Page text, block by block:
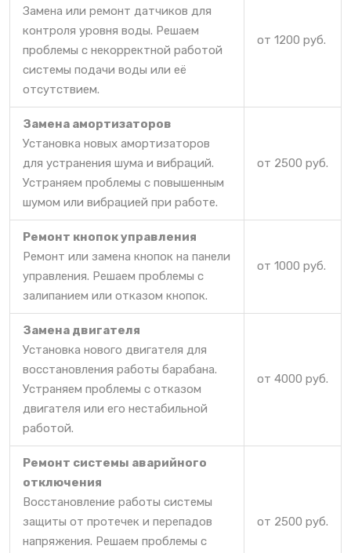
Замена или ремонт датчиков для
контроля уровня воды. Решаем
проблемы с некорректной работой
системы подачи воды или её
отсутствием.
от 1200 руб.
Замена амортизаторов
Установка новых амортизаторов
для устранения шума и вибраций.
Устраняем проблемы с повышенным
шумом или вибрацией при работе.
от 2500 руб.
Ремонт кнопок управления
Ремонт или замена кнопок на панели
управления. Решаем проблемы с
залипанием или отказом кнопок.
от 1000 руб.
Замена двигателя
Установка нового двигателя для
восстановления работы барабана.
Устраняем проблемы с отказом
двигателя или его нестабильной
работой.
от 4000 руб.
Ремонт системы аварийного
отключения
Восстановление работы системы
защиты от протечек и перепадов
напряжения. Решаем проблемы с
от 2500 руб.